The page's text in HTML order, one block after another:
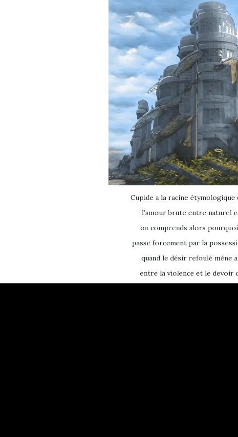
Cupide a la racine étymologique
l’amour brute entre naturel
on comprends alors pourquoi
passe forcement par la
quand le désir refoulé mène
entre la violence et le devoir